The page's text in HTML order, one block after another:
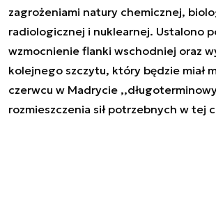
zagrożeniami natury chemicznej,
radiologicznej i nuklearnej. Ustalono
wzmocnienie flanki wschodniej oraz
kolejnego szczytu, który będzie miał
czerwcu w Madrycie
rozmieszczenia sił potrzebnych w tej